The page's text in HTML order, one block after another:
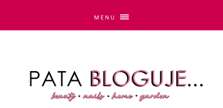
MENU